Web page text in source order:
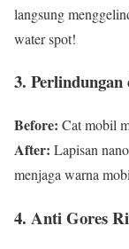
langsung
water spot!
3.
Before: Cat mobil
After: Lapisan
menjaga warna
4. Anti Gores